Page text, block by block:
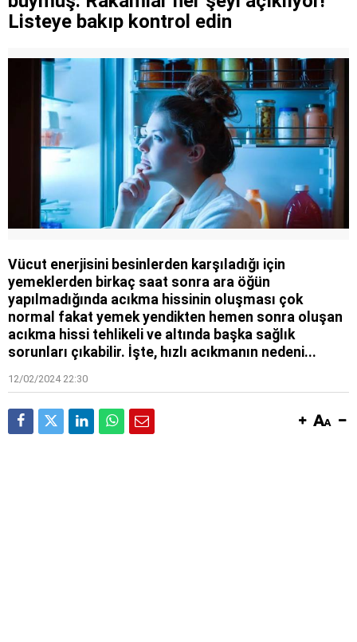
Listeye bakıp kontrol edin
Vücut enerjisini besinlerden karşıladığı için
yemeklerden birkaç saat sonra ara öğün
yapılmadığında acıkma hissinin oluşması çok
normal fakat yemek yendikten hemen sonra oluşan
acıkma hissi tehlikeli ve altında başka sağlık
sorunları çıkabilir. İşte, hızlı acıkmanın nedeni...
12/02/2024 22:30